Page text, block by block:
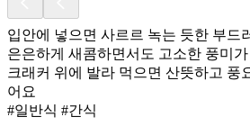
입안에 넣으면 사르르 녹는 듯한 부드
은은하게 새콤하면서도 고소한 풍미
크래커 위에 발라 먹으면 산뜻하고 풍
어요
#일반식 #간식